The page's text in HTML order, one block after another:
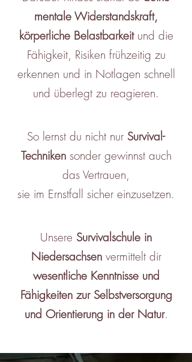
mentale Widerstandskraft,
körperliche Belastbarkeitund die
Fähigkeit, Risiken frühzeitig zu
erkennen und in Notlagen schnell
und überlegt zu reagieren.
So lernst du nicht nur Survival-
Techniken sonder gewinnst auch
das Vertrauen,
sie im Ernstfall sicher einzusetzen.
Unsere Survivalschule in
Niedersachsenvermittelt dir
wesentliche Kenntnisse und
Fähigkeiten zur Selbstversorgung
und Orientierung in der Natur.